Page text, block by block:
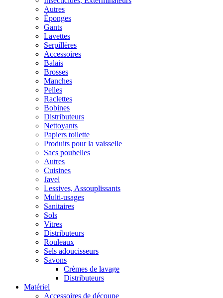
Autres
Éponges
Gants
Lavettes
Serpillères
Accessoires
Balais
Brosses
Manches
Pelles
Raclettes
Bobines
Distributeurs
Nettoyants
Papiers toilette
Produits pour la vaisselle
Sacs poubelles
Autres
Cuisines
Javel
Lessives, Assouplissants
Multi-usages
Sanitaires
Sols
Vitres
Distributeurs
Rouleaux
Sels adoucisseurs
Savons
Crèmes de lavage
Distributeurs
Matériel
Accessoires de découpe